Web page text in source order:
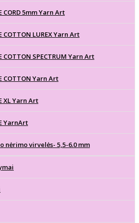
CORD 5mm Yarn Art
COTTON LUREX Yarn Art
COTTON SPECTRUM Yarn Art
COTTON Yarn Art
XL Yarn Art
YarnArt
nėrimo virvelės- 5,5-6.0 mm